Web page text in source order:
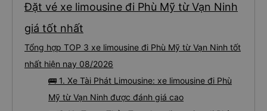
Đặt vé xe limousine đi Phù Mỹ từ Vạn Ninh
giá tốt nhất
Tổng hợp TOP 3 xe limousine đi Phù Mỹ từ Vạn Ninh tốt
nhất hiện nay 08/2026
🚌 1. Xe Tài Phát Limousine: xe limousine đi Phù
Mỹ từ Vạn Ninh được đánh giá cao